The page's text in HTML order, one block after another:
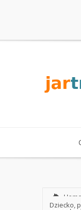
Home
Dziecko,